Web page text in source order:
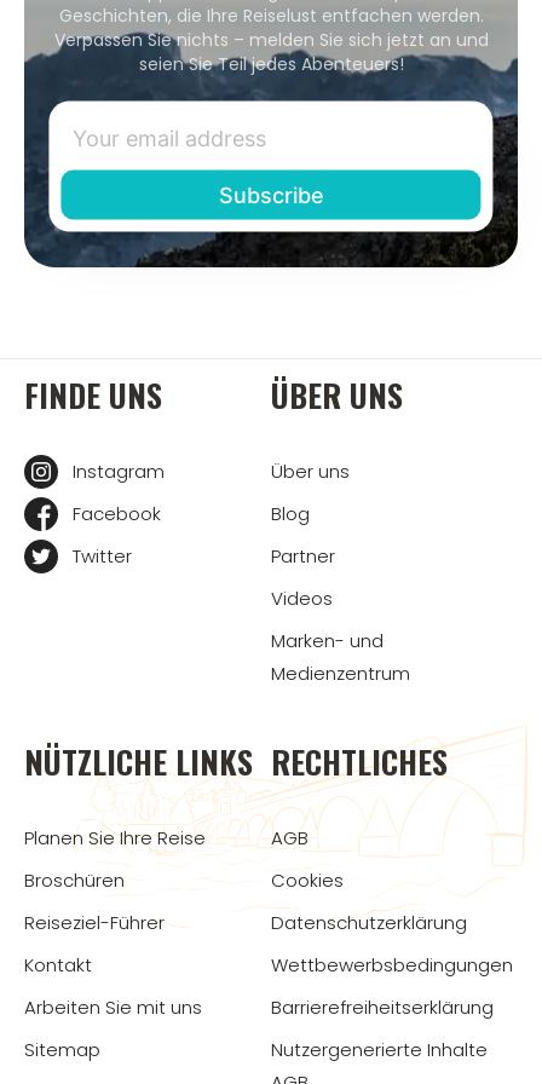
Geschichten, die Ihre Reiselust entfachen werden.
Verpassen Sie nichts – melden Sie sich jetzt an und
seien Sie Teil jedes Abenteuers!
FINDE UNS
Instagram
Facebook
Twitter
ÜBER UNS
Über uns
Blog
Partner
Videos
Marken- und
Medienzentrum
NÜTZLICHE LINKS
Planen Sie Ihre Reise
Broschüren
Reiseziel-Führer
Kontakt
Arbeiten Sie mit uns
Sitemap
RECHTLICHES
AGB
Cookies
Datenschutzerklärung
Wettbewerbsbedingungen
Barrierefreiheitserklärung
Nutzergenerierte Inhalte